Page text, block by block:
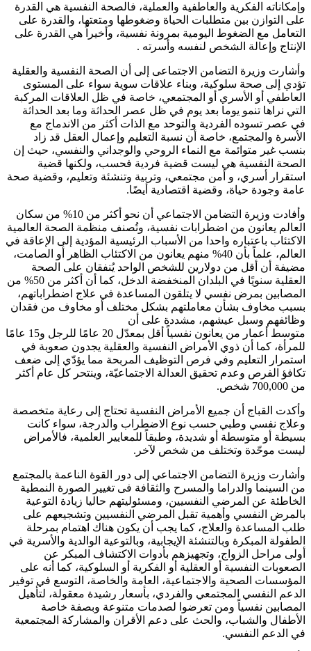
وإمكاناته الفكرية والعاطفية والعملية، فالصحة النفسية هي القدرة
على التوازن بين متطلبات الحياة وضغوطها ومتعتها، والقدرة على
التعامل مع الضغوط اليومية بمرونة نفسية، وأخيراً هي القدرة على
الإنتاج وإعالة الشخص لنفسه وأسرته .
وأشارت وزيرة التضامن الاجتماعى إلى أن الصحة النفسية والعقلية
تؤدي إلى صحة سلوكية، وبناء علاقات سوية سواء على المستوى
العاطفي أو الأسري أو المجتمعي، خاصة في ظل العلاقات المركبة
التي نراها تنمو يوما بعد يوم في ظل عصر الحداثة وما بعد الحداثة
في عصر تسوده الفردية والتوحد مع الذات أكثر من الاندماج مع
الأسرة والمجتمع، خاصة أن نسبة التعليم وإعمال العقل قد زاد
بنسب غير متوائمة مع النماء الروحي والوجداني والنفسي، حيث إن
الصحة النفسية هي ليست قضية فردية فحسب، ولكنها قضية
استقرار أسري، و أمن مجتمعي، وتربية وتنشئة وتعليم، وقضية صحة
عامة وجودة حياة، وقضية اقتصادية أيضًا.
وأفادت وزيرة التضامن الاجتماعي أن نحو أكثر من 10% من سكان
العالم يعانون من اضطرابات نفسية، وتُصنف منظمة الصحة العالمية
الاكتئاب باعتباره واحدا من الأسباب الرئيسية المؤدية إلى الإعاقة في
العالم، علماً بأن 40% منهم يعانون من الاكتئاب الظاهر أو الصامت،
مضيفة أن أقل من دولارين للشخص الواحد يُنفقان على الصحة
العقلية سنويًا في البلدان المنخفضة الدخل، كما أن أكثر من 50% من
المصابين بمرض نفسي لا يتلقون المساعدة في علاج اضطراباتهم،
بسبب مخاوف بشأن معاملتهم بشكل مختلف أو مخاوف من فقدان
وظائفهم وسبل عيشهم، مشددة على أن
متوسط أعمار من يعانون نفسياً أقل بمعدّل 20 عامًا للرجل و15 عامًا
للمرأة، كما أن ذوي الأمراض النفسية والعقلية يجدون صعوبة في
استمرار التعليم وفي فرص التوظيف المربحة مما يؤدّي إلى ضعف
تكافؤ الفرص وعدم تحقيق العدالة الاجتماعيّة، وينتحر كل عام أكثر
من 700,000 شخص.
وأكدت القباج أن جميع الأمراض النفسية تحتاج إلى رعاية متخصصة
وعلاج نفسي وطبي حسب نوع الاضطراب والدرجة، سواء كانت
بسيطة أو متوسطة أو شديدة، وطبقاً للمعايير العلمية، فالأمراض
ليست موحّدة وتختلف من شخص لآخر.
وأشارت وزيرة التضامن الاجتماعي إلى دور القوة الناعمة بالمجتمع
من السينما والدراما والمسرح والثقافة فى تغيير الصورة النمطية
الخاطئة عن المرضي النفسيين، ومسئوليتهم حاليا زيادة التوعية
بالمرض النفسي وأهمية تقبل المرضي النفسيين وتشجيعهم على
طلب المساعدة والعلاج، كما يجب أن يكون هناك اهتمام بمرحلة
الطفولة المبكرة وبالتنشئة الإيجابية، وبالتوعية الوالدية والأسرية في
أولى مراحل الزواج، وتجهيزهم بأدوات الاكتشاف المبكر عن
الصعوبات النفسية أو العقلية أو الفكرية أو السلوكية، كما أنه على
المؤسسات الصحية والاجتماعية، العامة والخاصة، التوسع في توفير
الدعم النفسي المجتمعي والفردي، بأسعار رشيدة معقولة، لتأهيل
المصابين نفسياً ومن تعرضوا لصدمات متنوعة وبصفة خاصة
الأطفال والشباب، والحث على دعم الأقران والمشاركة المجتمعية
في الدعم النفسي.